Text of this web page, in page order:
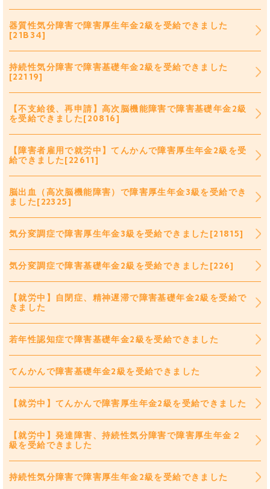
器質性気分障害で障害厚生年金2級を受給できました
[21B34]
持続性気分障害で障害基礎年金2級を受給できました
[22119]
【不支給後、再申請】高次脳機能障害で障害基礎年金2級
を受給できました[20816]
【障害者雇用で就労中】てんかんで障害厚生年金2級を受
給できました[22611]
脳出血（高次脳機能障害）で障害厚生年金3級を受給でき
ました[22325]
気分変調症で障害厚生年金3級を受給できました[21815]
気分変調症で障害基礎年金2級を受給できました[226]
【就労中】自閉症、精神遅滞で障害基礎年金2級を受給で
きました
若年性認知症で障害基礎年金2級を受給できました
てんかんで障害基礎年金2級を受給できました
【就労中】てんかんで障害厚生年金2級を受給できました
【就労中】発達障害、持続性気分障害で障害厚生年金２
級を受給できました
持続性気分障害で障害厚生年金2級を受給できました